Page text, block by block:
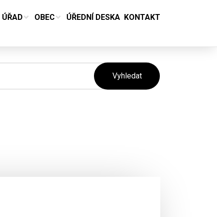
ÚŘAD OBEC ÚŘEDNÍ DESKA KONTAKT
Vyhledat